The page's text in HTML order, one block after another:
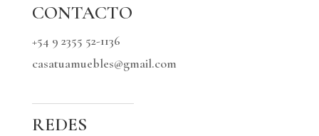
CONTACTO
+54 9 2355 52-1136
casatuamuebles@gmail.com
REDES